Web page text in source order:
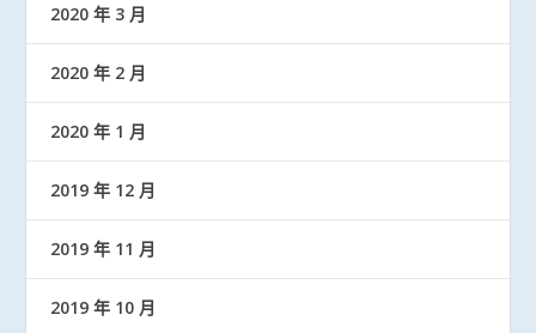
2020 年 3 月
2020 年 2 月
2020 年 1 月
2019 年 12 月
2019 年 11 月
2019 年 10 月